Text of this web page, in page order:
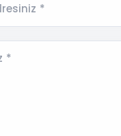
*
*